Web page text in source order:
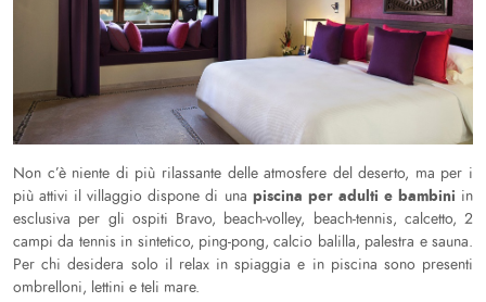
Non c’è niente di più rilassante delle atmosfere del deserto, ma per i
più attivi il villaggio dispone di una piscina per adulti e bambini in
esclusiva per gli ospiti Bravo, beach-volley, beach-tennis, calcetto, 2
campi da tennis in sintetico, ping-pong, calcio balilla, palestra e sauna.
Per chi desidera solo il relax in spiaggia e in piscina sono presenti
ombrelloni, lettini e teli mare.